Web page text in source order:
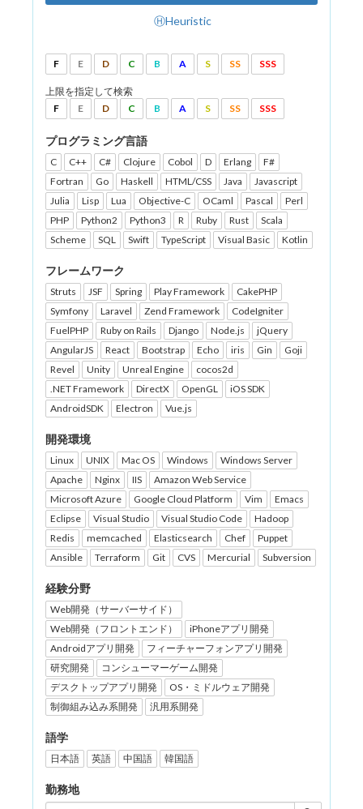
ⒽHeuristic
F E D C B A S SS SSS
上限を指定して検索
F
E D C B A S SS SSS
プログラミング言語
C C++ C# Clojure Cobol D Erlang
F#
Fortran
Go Haskell HTML/CSS Java
Javascript
Julia
Lisp Lua Objective-C OCaml Pascal
Perl
PHP
Python2 Python3 R Ruby Rust
Scala
Scheme
SQL Swift TypeScript Visual Basic Kotlin
フレームワーク
Struts JSF Spring Play Framework
CakePHP
Symfony
Laravel Zend Framework
CodeIgniter
FuelPHP
Ruby on Rails Django Node.js
jQuery
AngularJS
React Bootstrap Echo iris Gin
Goji
Revel
Unity Unreal Engine
cocos2d
.NET Framework
DirectX OpenGL
iOS SDK
AndroidSDK
Electron Vue.js
開発環境
Linux UNIX Mac OS Windows
Windows Server
Apache
Nginx IIS
Amazon Web Service
Microsoft Azure
Google Cloud Platform Vim
Emacs
Eclipse
Visual Studio Visual Studio Code
Hadoop
Redis
memcached Elasticsearch Chef
Puppet
Ansible
Terraform Git CVS Mercurial Subversion
経験分野
Web開発（サーバーサイド）
Web開発（フロントエンド）
iPhoneアプリ開発
Androidアプリ開発
フィーチャーフォンアプリ開発
研究開発
コンシューマーゲーム開発
デスクトップアプリ開発
OS・ミドルウェア開発
制御組み込み系開発
汎用系開発
語学
日本語 英語 中国語 韓国語
勤務地